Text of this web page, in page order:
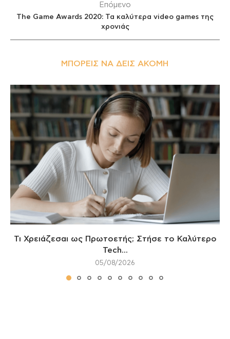
Επόμενο
The Game Awards 2020: Τα καλύτερα video games της
χρονιάς
ΜΠΟΡΕΊΣ ΝΑ ΔΕΙΣ ΑΚΌΜΗ
Τι Χρειάζεσαι ως Πρωτοετής; Στήσε το Καλύτερο
Tech...
05/08/2026